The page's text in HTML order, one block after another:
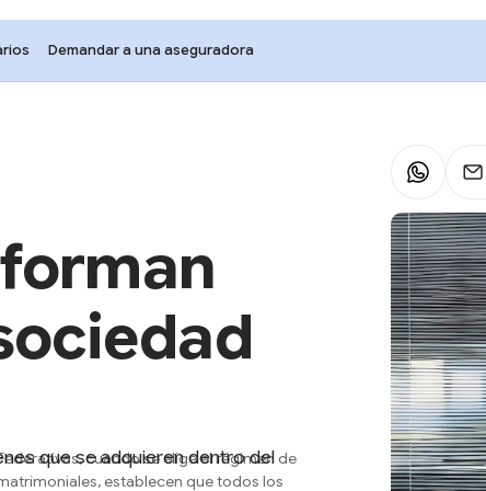
Demandar a una aseguradora
que se adquieren dentro del
cuando se elige el régimen de
establecen que todos los